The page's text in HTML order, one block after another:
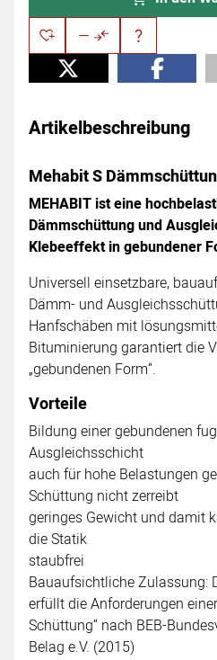
Artikelbeschreibung
Mehabit S
MEHABIT ist eine
Dämmschüttung und
Klebeeffekt in gebundener
Universell einsetzbare,
Dämm- und
Hanfschäben mit
Bituminierung garantiert die
„gebundenen Form“.
Vorteile
Bildung einer gebundenen
Ausgleichsschicht
auch für hohe Belastungen
Schüttung nicht zerreibt
geringes Gewicht und damit
die Statik
staubfrei
Bauaufsichtliche Zulassung:
erfüllt die Anforderungen
Schüttung“ nach BEB-
Belag e.V. (2015)